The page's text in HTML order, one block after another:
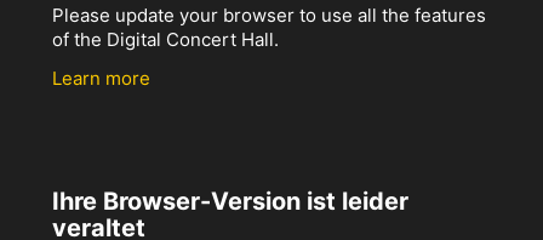
Please update your browser to use all the features
of the Digital Concert Hall.
Learn more
Ihre Browser-Version ist leider
veraltet